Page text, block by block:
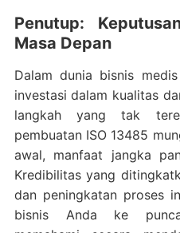
Penutup:
Masa Depan
Dalam dunia bisnis
investasi dalam kualitas
langkah yang tak
pembuatan ISO 13485
awal, manfaat jangka
Kredibilitas yang
dan peningkatan proses
bisnis Anda ke